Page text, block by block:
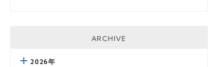
ARCHIVE
2026年